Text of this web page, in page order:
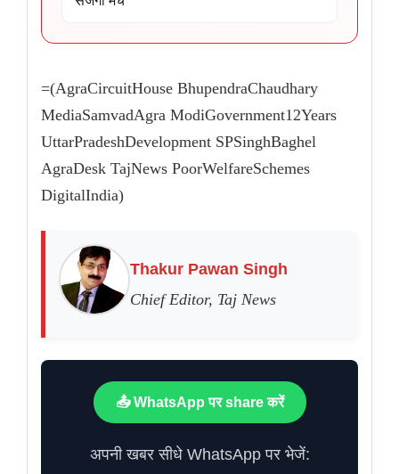
=(AgraCircuitHouse BhupendraChaudhary
MediaSamvadAgra ModiGovernment12Years
UttarPradeshDevelopment SPSinghBaghel
AgraDesk TajNews PoorWelfareSchemes
DigitalIndia)
Thakur Pawan Singh
Chief Editor, Taj News
📤 WhatsApp पर share करें
अपनी खबर सीधे WhatsApp पर भेजें: